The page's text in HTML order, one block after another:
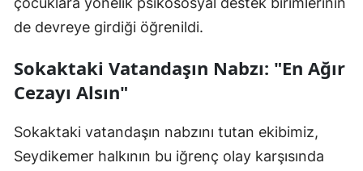
de devreye girdiği öğrenildi.
Sokaktaki Vatandaşın Nabzı: "En Ağır
Cezayı Alsın"
Sokaktaki vatandaşın nabzını tutan ekibimiz,
Seydikemer halkının bu iğrenç olay karşısında